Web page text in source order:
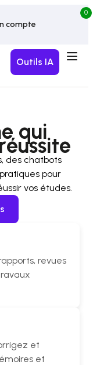
compte
0
Outils IA
e qui
éussite
des chatbots
pour
vos études.
revues
et
et